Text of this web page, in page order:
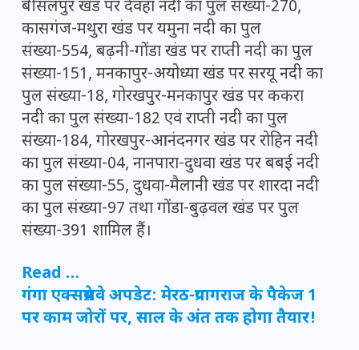
बीसलपुर खंड पर देवहा नदी का पुल संख्या-270,
कासगंज-मथुरा खंड पर यमुना नदी का पुल
संख्या-554, बढ़नी-गोंडा खंड पर राप्ती नदी का पुल
संख्या-151, मनकापुर-अयोध्या खंड पर सरयू नदी का
पुल संख्या-18, गोरखपुर-मनकापुर खंड पर ककरा
नदी का पुल संख्या-182 एवं राप्ती नदी का पुल
संख्या-184, गोरखपुर-आनंदनगर खंड पर रोहिन नदी
का पुल संख्या-04, नानपारा-दुधवा खंड पर बबई नदी
का पुल संख्या-55, दुधवा-मैलानी खंड पर शारदा नदी
का पुल संख्या-97 तथा गोंडा-बुढ़वल खंड पर पुल
संख्या-391 शामिल हैं।
Read …
गंगा एक्सप्रेसवे अपडेट: मेरठ-प्रयागराज के पैकेज 1
पर काम जोरों पर, साल के अंत तक होगा तैयार!